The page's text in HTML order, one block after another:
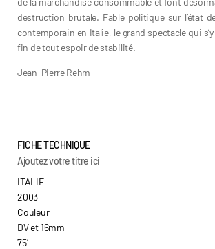
destruction brutale. Fable politique sur l’état
contemporain en Italie, le grand spectacle qui
fin de tout espoir de stabilité.
Jean-Pierre Rehm
FICHE TECHNIQUE
Ajoutez votre titre ici
ITALIE
2003
Couleur
DV et 16mm
75’